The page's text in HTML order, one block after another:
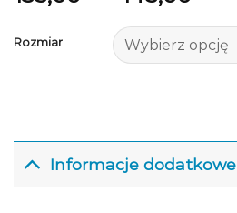
Rozmiar
Informacje dodatkowe